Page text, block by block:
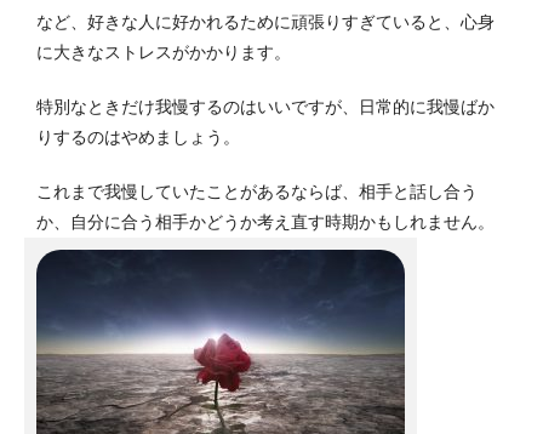
など、好きな人に好かれるために頑張りすぎていると、心身
に大きなストレスがかかります。
特別なときだけ我慢するのはいいですが、日常的に我慢ばか
りするのはやめましょう。
これまで我慢していたことがあるならば、相手と話し合う
か、自分に合う相手かどうか考え直す時期かもしれません。